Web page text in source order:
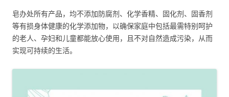
皂办处所有产品，均不添加防腐剂、化学香精、固化剂、固香剂
等有损身体健康的化学添加物，以确保家庭中包括最需特别呵护
的老人、孕妇和儿童都能放心使用，且不对自然造成污染，从而
实现可持续的生活。